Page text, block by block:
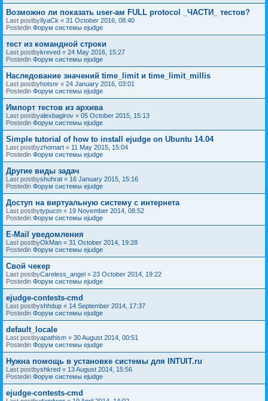
Возможно ли показать user-ам FULL protocol _ЧАСТИ_ тестов?
Last postbyIlyaCk « 31 October 2016, 08:40
Postedin Форум системы ejudge
тест из командной строки
Last postbykreved « 24 May 2016, 15:27
Postedin Форум системы ejudge
Наследование значений time_limit и time_limit_millis
Last postbyhotsnr « 24 January 2016, 03:01
Postedin Форум системы ejudge
Импорт тестов из архива
Last postbyalexbagirov « 05 October 2015, 15:13
Postedin Форум системы ejudge
Simple tutorial of how to install ejudge on Ubuntu 14.04
Last postbyzhomart « 11 May 2015, 15:04
Postedin Форум системы ejudge
Другие виды задач
Last postbyshuhrat « 16 January 2015, 15:16
Postedin Форум системы ejudge
Доступ на виртуальную систему с интернета
Last postbytypucm « 19 November 2014, 08:52
Postedin Форум системы ejudge
E-Mail уведомления
Last postbyOkMan « 31 October 2014, 19:28
Postedin Форум системы ejudge
Свой чекер
Last postbyCareless_angel « 23 October 2014, 19:22
Postedin Форум системы ejudge
ejudge-contests-cmd
Last postbyshhdup « 14 September 2014, 17:37
Postedin Форум системы ejudge
default_locale
Last postbyapathism « 30 August 2014, 00:51
Postedin Форум системы ejudge
Нужна помощь в установке системы для INTUIT.ru
Last postbyshkred « 13 August 2014, 15:56
Postedin Форум системы ejudge
ejudge-contests-cmd